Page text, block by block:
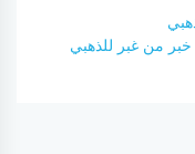
من غبر للذهبي